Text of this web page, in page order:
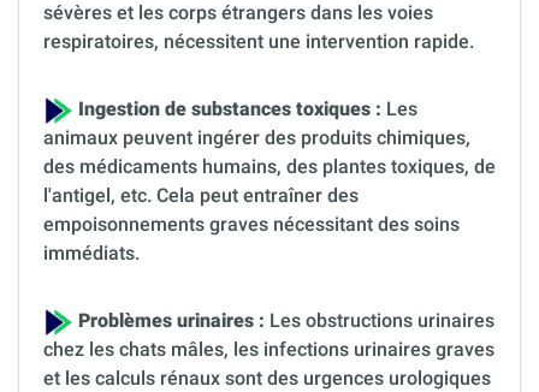
sévères et les corps étrangers dans les voies
respiratoires, nécessitent une intervention rapide.
Ingestion de substances toxiques : Les
animaux peuvent ingérer des produits chimiques,
des médicaments humains, des plantes toxiques, de
l'antigel, etc. Cela peut entraîner des
empoisonnements graves nécessitant des soins
immédiats.
Problèmes urinaires : Les obstructions urinaires
chez les chats mâles, les infections urinaires graves
et les calculs rénaux sont des urgences urologiques